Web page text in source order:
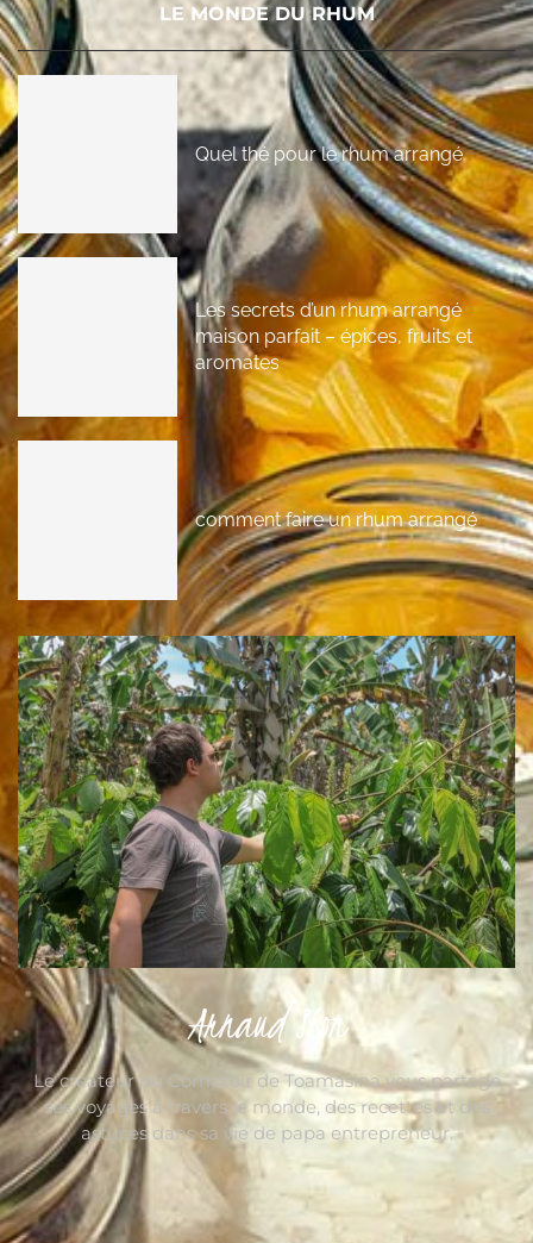
LE MONDE DU RHUM
Quel thé pour le rhum arrangé
Les secrets d’un rhum arrangé
maison parfait – épices, fruits et
aromates
comment faire un rhum arrangé
Arnaud Sion
Le créateur du Comptoir de Toamasina vous partage
ses voyages à travers le monde, des recettes et des
astuces dans sa vie de papa entrepreneur.